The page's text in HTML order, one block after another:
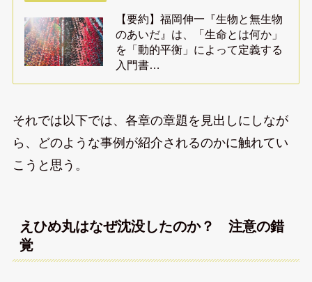
【要約】福岡伸一『生物と無生物
のあいだ』は、「生命とは何か」
を「動的平衡」によって定義する
入門書…
それでは以下では、各章の章題を見出しにしなが
ら、どのような事例が紹介されるのかに触れてい
こうと思う。
えひめ丸はなぜ沈没したのか？ 注意の錯
覚